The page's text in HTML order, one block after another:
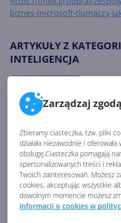
Zarządzaj
Zbieramy ciasteczka, tzw. pliki
działała niezawodnie i oferowała
obsługę.Ciasteczka pomagają
spersonalizowanych treści i
Twoich zainteresowań. Możesz
cookies, akceptując wszystkie
dowolnym momencie możesz
informacji o cookies w
biznes-microsoft-tlumaczy-
ARTYKUŁY Z
INTELIGENCJA
Jak
Zyskaj
365